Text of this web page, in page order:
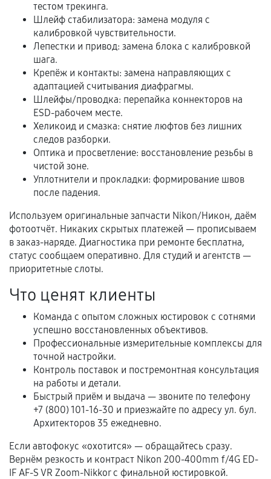
В некоторых случаях возможно оформление
расширенной гарантии. Стоимость, сроки и
условия продления согласовываются отдельно и
фиксируются в документах.
Когда гарантия не действует
Нарушение правил эксплуатации,
механические повреждения, попадание влаги,
перегрев, коррозия.
Самостоятельный ремонт или вмешательство
третьих лиц.
Естественный износ деталей, если иное не
предусмотрено отдельно.
Обращение после окончания гарантийного
срока.
отдельных условиях.
Если комплектующие куплены
самостоятельно
Гарантия на выполненные работы может
сохраняться полностью или частично, если
соблюдены следующие условия:
техническим параметрам и не имеют внешних
дефектов.
тестом трекинга.
Шлейф стабилизатора: замена модуля с
калибровкой чувствительности.
Лепестки и привод: замена блока с калибровкой
шага.
Крепёж и контакты: замена направляющих с
адаптацией считывания диафрагмы.
Шлейфы/проводка: перепайка коннекторов на
ESD-рабочем месте.
Хеликоид и смазка: снятие люфтов без лишних
следов разборки.
Оптика и просветление: восстановление резьбы в
чистой зоне.
Уплотнители и прокладки: формирование швов
после падения.
Используем оригинальные запчасти Nikon/Никон, даём
фотоотчёт. Никаких скрытых платежей — прописываем
в заказ-наряде. Диагностика при ремонте бесплатна,
статус сообщаем оперативно. Для студий и агентств —
приоритетные слоты.
Что ценят клиенты
Команда с опытом сложных юстировок с сотнями
успешно восстановленных объективов.
Профессиональные измерительные комплексы для
точной настройки.
Контроль поставок и постремонтная консультация
на работы и детали.
Быстрый приём и выдача — звоните по телефону
+7 (800) 101-16-30 и приезжайте по адресу ул. бул.
Архитекторов 35 ежедневно.
Если автофокус «охотится» — обращайтесь сразу.
Вернём резкость и контраст Nikon 200-400mm f/4G ED-
IF AF-S VR Zoom-Nikkor с финальной юстировкой.